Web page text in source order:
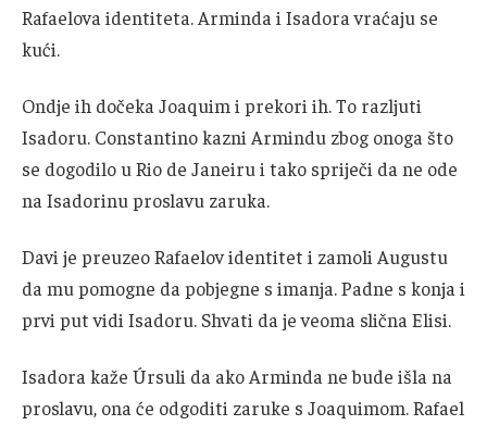
Rafaelova identiteta. Arminda i Isadora vraćaju se
kući.
Ondje ih dočeka Joaquim i prekori ih. To razljuti
Isadoru. Constantino kazni Armindu zbog onoga što
se dogodilo u Rio de Janeiru i tako spriječi da ne ode
na Isadorinu proslavu zaruka.
Davi je preuzeo Rafaelov identitet i zamoli Augustu
da mu pomogne da pobjegne s imanja. Padne s konja i
prvi put vidi Isadoru. Shvati da je veoma slična Elisi.
Isadora kaže Úrsuli da ako Arminda ne bude išla na
proslavu, ona će odgoditi zaruke s Joaquimom. Rafael